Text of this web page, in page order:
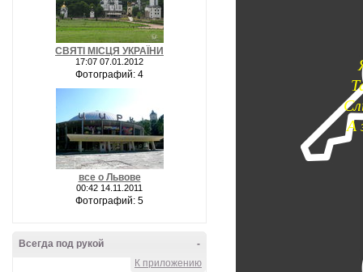
СВЯТІ МІСЦЯ УКРАЇНИ
17:07 07.01.2012
Фотографий: 4
все о Львове
00:42 14.11.2011
Фотографий: 5
-
Всегда под рукой
К приложению
А